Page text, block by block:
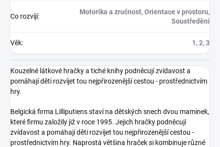
Co rozvíjí:
Motorika a zručnost, Orientace v prostoru,
Soustředění
Věk: 1, 2, 3
Kouzelné látkové hračky a tiché knihy podněcují zvídavost a
pomáhají děti rozvíjet tou nejpřirozenější cestou - prostřednictvím
hry.
Belgická firma Lilliputiens staví na dětských snech dvou maminek,
které firmu založily již v roce 1995. Jejich hračky podněcují
zvídavost a pomáhají děti rozvíjet tou nejpřirozenější cestou -
prostřednictvím hry. Naprostá většina hraček si kombinuje různé